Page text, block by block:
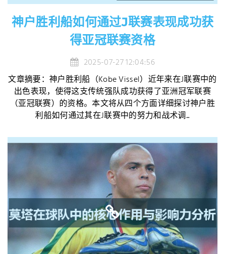
神户胜利船如何通过J联赛表现成功获
得亚冠联赛资格
2025-07-27 12:04:56
文章摘要：神户胜利船（Kobe Vissel）近年来在J联赛中的
出色表现，使得这支传统强队成功获得了亚洲冠军联赛
（亚冠联赛）的资格。本文将从四个方面详细探讨神户胜
利船如何通过其在J联赛中的努力和战术调...